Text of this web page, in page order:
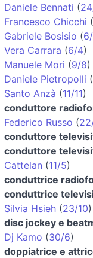
Daniele Bennati (
Francesco Chicchi (
Gabriele Bosisio (
Vera Carrara (6/4)
Manuele Mori (9/8)
Daniele Pietropolli (
Santo Anzà (11/11)
conduttore
Federico Russo (
conduttore
conduttore
Cattelan (11/5)
conduttrice
conduttrice
Silvia Hsieh (23/10)
disc jockey e
Dj Kamo (30/6)
doppiatrice e